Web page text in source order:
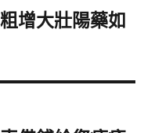
增大壯陽藥如